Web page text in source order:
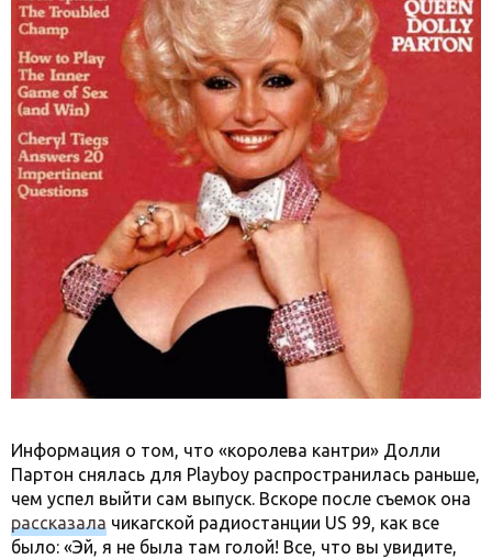
Информация о том, что «королева кантри» Долли
Партон снялась для Playboy распространилась раньше,
чем успел выйти сам выпуск. Вскоре после съемок она
рассказала чикагской радиостанции US 99, как все
было: «Эй, я не была там голой! Все, что вы увидите,